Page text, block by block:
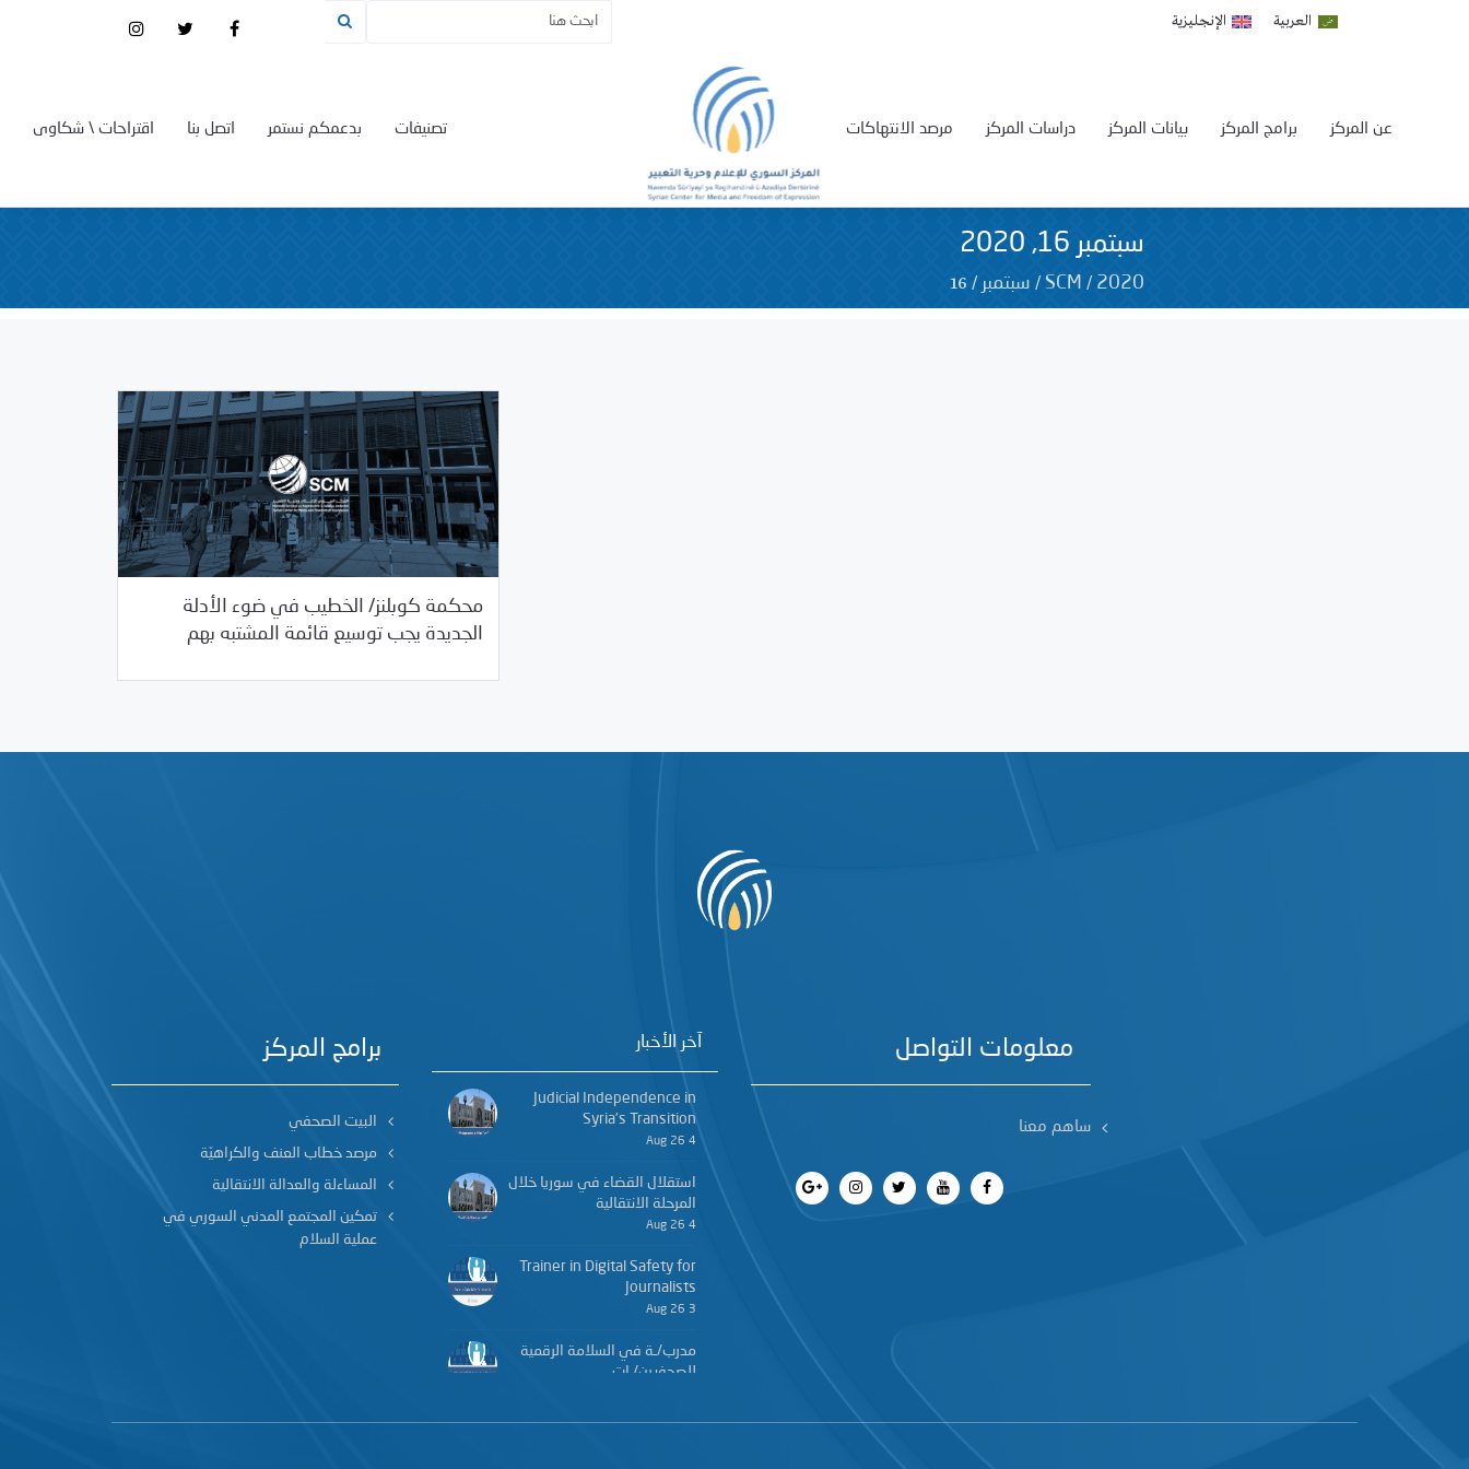
العربية الإنجليزية
اقتراحات \ شكاوى اتصل بنا بدعمكم نستمر تصنيفات مرصد الانتهاكات دراسات المركز بيانات المركز برامج المركز عن المركز
سبتمبر 16, 2020
SCM / 2020
/ سبتمبر /
16
محكمة كوبلنز/ الخطيب في ضوء الأدلة
الجديدة يجب توسيع قائمة المشتبه بهم
09/16/2020 بيانات المركز
برامج المركز
البيت الصحفي
مرصد خطاب العنف والكراهيّة
المساءلة والعدالة الانتقالية
تمكين المجتمع المدني السوري في
عملية السلام
آخر الأخبار
Judicial Independence in
Syria’s Transition
4 Aug 26
استقلال القضاء في سوريا خلال
المرحلة الانتقالية
4 Aug 26
Trainer in Digital Safety for
Journalists
3 Aug 26
مدرب/ـة في السلامة الرقمية
للصحفيين/ـات
معلومات التواصل
ساهم معنا